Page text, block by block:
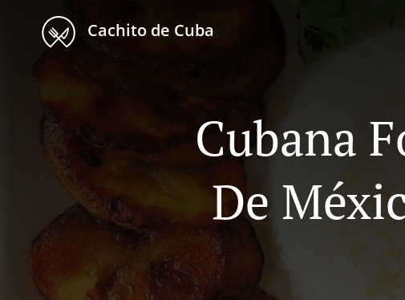
Cachito de Cuba
Cubana
De